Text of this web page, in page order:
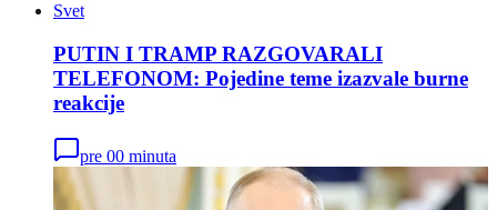
Svet
PUTIN I TRAMP RAZGOVARALI
TELEFONOM: Pojedine teme izazvale burne
reakcije
pre 00 minuta